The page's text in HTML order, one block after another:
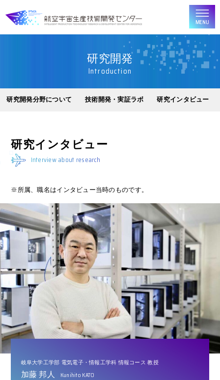
研究開発
Introduction
研究開発分野について 技術開発・実証ラボ 研究インタビュー
研究インタビュー
Interview about research
※所属、職名はインタビュー当時のものです。
岐阜大学工学部 電気電子・情報工学科 情報コース 教授
加藤 邦人 Kunihito KATO
MENU